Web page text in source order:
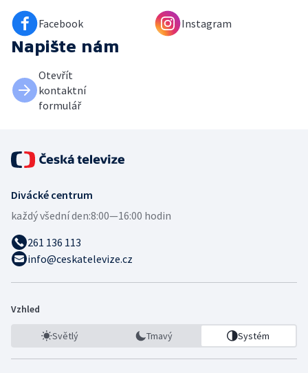
Facebook Instagram
Napište nám
Otevřít
kontaktní
formulář
Divácké centrum
každý všední den:8:00—16:00 hodin
261 136 113
info@ceskatelevize.cz
Vzhled
Světlý Tmavý Systém